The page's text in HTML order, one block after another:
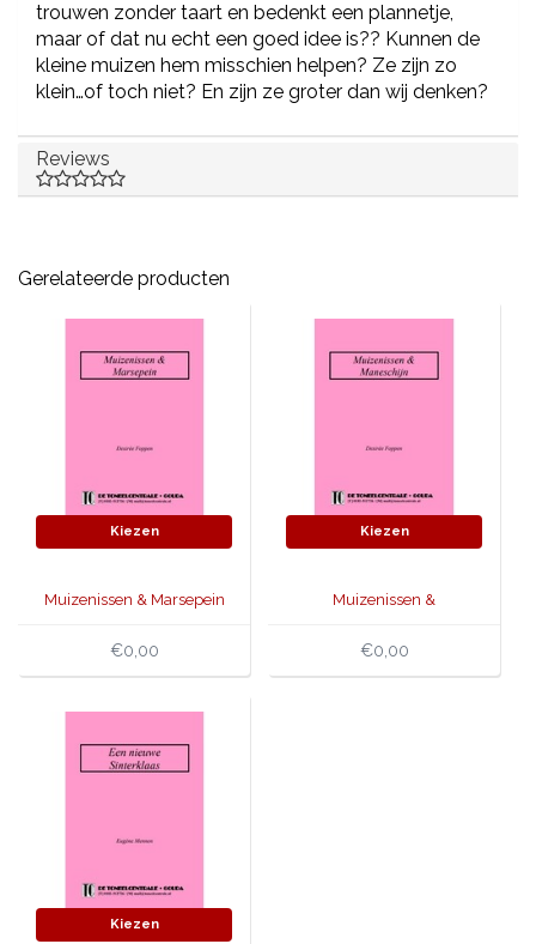
trouwen zonder taart en bedenkt een plannetje,
maar of dat nu echt een goed idee is?? Kunnen de
kleine muizen hem misschien helpen? Ze zijn zo
klein…of toch niet? En zijn ze groter dan wij denken?
Reviews
Gerelateerde producten
Kiezen
Muizenissen & Marsepein
€0,00
Kiezen
Muizenissen &
€0,00
Kiezen